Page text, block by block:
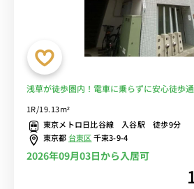
浅草が徒歩圏内！電車に乗らずに安心徒歩
1R/19.13m²
東京メトロ日比谷線 入谷駅 徒歩9分
東京都台東区千束3-9-4
2026年09月03日から入居可